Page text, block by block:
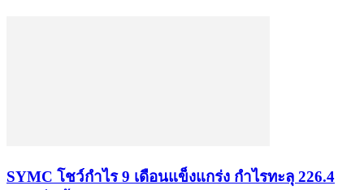
SYMC โชว์กำไร 9 เดือนแข็งแกร่ง กำไรทะลุ 226.4